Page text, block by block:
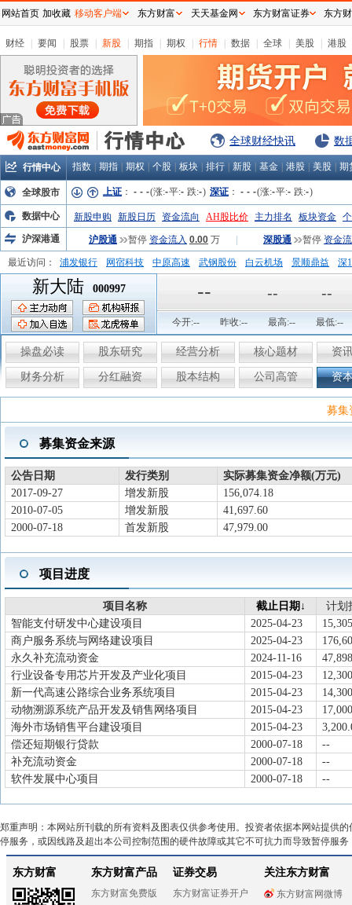
财经 要闻 股票 新股 期指 期权 行情 数据 全球 美股 港股
全球财经快讯 数
行情中心 指数 期指 期权 个股 板块 排行 新股 基金 港股 美股 期
全球股市 上证 ： - - -(涨:-平:- 跌:-) 深证 ： - - -(涨:-平:- 跌:-)
数据中心 新股申购 新股日历 资金流向 AH股比价 主力排名 板块资金
沪深港通
沪股通 暂停 资金流入 0.00 万 深股通 暂停 资金
最近访问： 浦发银行 网宿科技 中原高速 武钢股份 白云机场 景顺鼎益
深
弘业股份
富临运业
新大陆 000997 -- -- --
今开:-- 昨收:-- 最高:-- 最低:--
操盘必读 股东研究 经营分析 核心题材 资
财务分析 分红融资 股本结构 公司高管 资
募
募集资金来源
公告日期 发行类别
实际募集资金净额(万元)
2017-09-27
增发新股
156,074.18
2010-07-05
增发新股
41,697.60
2000-07-18
首发新股 47,979.00
项目进度
项目名称 截止日期↓
计划
智能支付研发中心建设项目
2025-04-23
商户服务系统与网络建设项目
2025-04-23
永久补充流动资金
2024-11-16
行业设备专用芯片开发及产业化项目
2015-04-23
新一代高速公路综合业务系统项目
2015-04-23
动物溯源系统产品开发及销售网络项目
2015-04-23
海外市场销售平台建设项目
2015-04-23
偿还短期银行贷款
2000-07-18
--
补充流动资金
2000-07-18
--
软件发展中心项目
2000-07-18 --
郑重声明：本网站所刊载的所有资料及图表仅供参考使用。投资者依据本网站提供
停服务，或因线路及超出本公司控制范围的硬件故障或其它不可抗力而导致暂停服
网站首页 加收藏 移动客户端 东方财富 天天基金网 东方财富证券 东方